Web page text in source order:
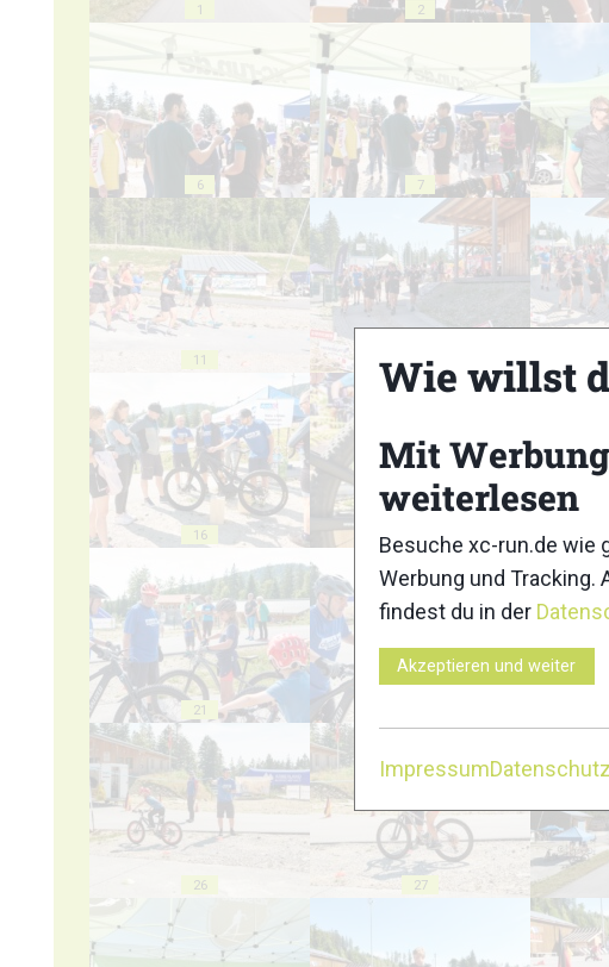
1 2
6 7
11 12
16
21
26 27
Wie willst
Mit Werbung
weiterlesen
Besuche xc-run.de wie
Werbung und Tracking.
findest du in der
Akzeptieren und weiter
ImpressumDatenschutz